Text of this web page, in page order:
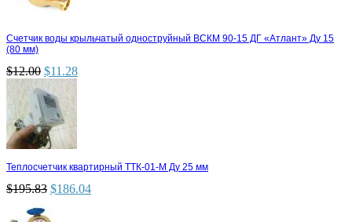
Счетчик воды крыльчатый одноструйный ВСКМ 90-15 ДГ «Атлант» Ду 15
(80 мм)
$12.00 $11.28
Теплосчетчик квартирный ТТК-01-М Ду 25 мм
$195.83 $186.04